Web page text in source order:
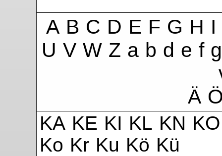
A B C D E F G H I
U V W Z a b d e f g
Ä
KA KE KI KL KN KO
Ko Kr Ku Kö Kü